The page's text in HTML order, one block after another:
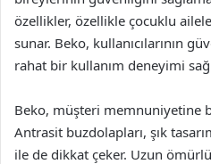
özellikler, özellikle çocuklu
sunar. Beko, kullanıcılarının
rahat bir kullanım deneyimi
Beko, müşteri memnuniyetine
Antrasit buzdolapları, şık
ile de dikkat çeker. Uzun